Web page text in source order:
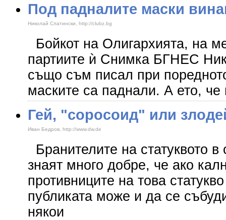
Под падналите маски
Николай Слатински, http://clubz.bg
Бойкот на Олигархията, на
партиите ѝ Снимка БГНЕС
също съм писал при
маските са паднали. А ето, че
Гей, "соросоид" или
Иван Бедров, http://www.dw.de
Бранителите на статуквото
знаят много добре, че ако
противниците на това
публиката може и да се
някои